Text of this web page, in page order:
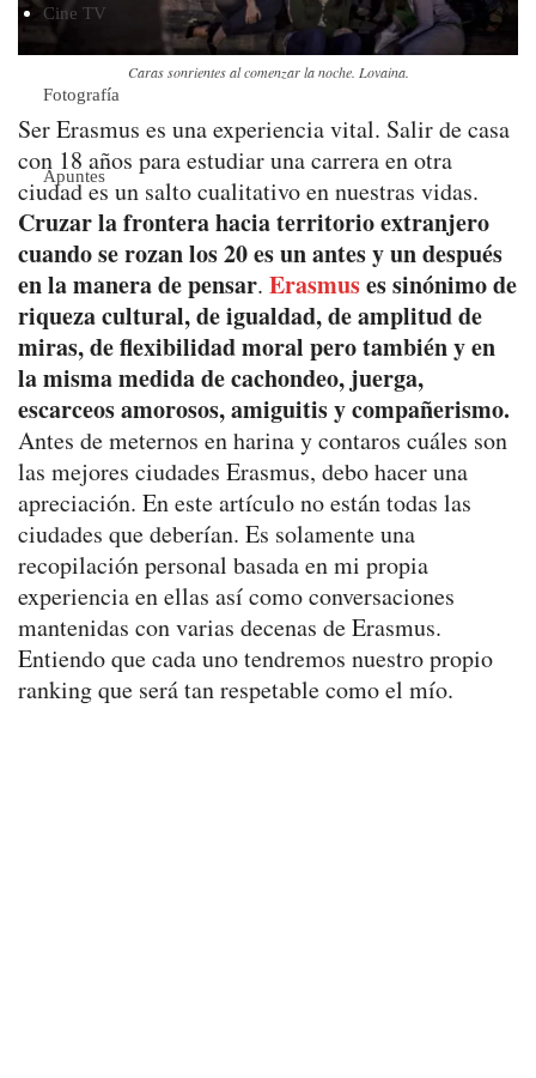
Cine TV
Fotografía
Apuntes
Caras sonrientes al comenzar la noche. Lovaina.
Ser Erasmus es una experiencia vital. Salir de casa
con 18 años para estudiar una carrera en otra
ciudad es un salto cualitativo en nuestras vidas.
Cruzar la frontera hacia territorio extranjero
cuando se rozan los 20 es un antes y un después
en la manera de pensar. Erasmuses sinónimo de
riqueza cultural, de igualdad, de amplitud de
miras, de flexibilidad moral pero también y en
la misma medida de cachondeo, juerga,
escarceos amorosos, amiguitis y compañerismo.
Antes de meternos en harina y contaros cuáles son
las mejores ciudades Erasmus, debo hacer una
apreciación. En este artículo no están todas las
ciudades que deberían. Es solamente una
recopilación personal basada en mi propia
experiencia en ellas así como conversaciones
mantenidas con varias decenas de Erasmus.
Entiendo que cada uno tendremos nuestro propio
ranking que será tan respetable como el mío.